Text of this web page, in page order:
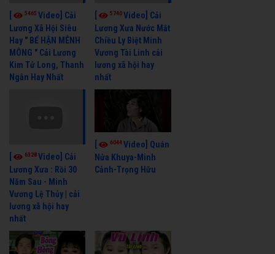
5465 Video] Cải
Lương Xã Hội Siêu
Hay " BỂ HẬN MÊNH
MÔNG " Cải Lương
Kim Tử Long, Thanh
Ngân Hay Nhất
5740Video] Cải
Lương Xưa Nước Mắt
Chiều Ly Biệt Minh
Vương Tài Linh cải
lương xã hội hay
nhất
6328Video] Cải
Lương Xưa : Rồi 30
Năm Sau - Minh
Vương Lệ Thủy | cải
lương xã hội hay
nhất
6044Video] Quán
Nửa Khuya-Minh
Cảnh-Trọng Hữu